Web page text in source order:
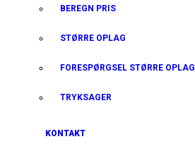
BEREGN PRIS
STØRRE OPLAG
FORESPØRGSEL STØRRE OPLAG
TRYKSAGER
KONTAKT